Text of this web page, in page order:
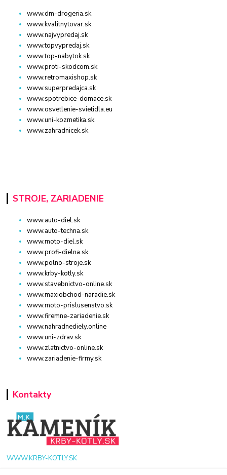
www.dm-drogeria.sk
www.kvalitnytovar.sk
www.najvypredaj.sk
www.topvypredaj.sk
www.top-nabytok.sk
www.proti-skodcom.sk
www.retromaxishop.sk
www.superpredajca.sk
www.spotrebice-domace.sk
www.osvetlenie-svietidla.eu
www.uni-kozmetika.sk
www.zahradnicek.sk
STROJE, ZARIADENIE
www.auto-diel.sk
www.auto-techna.sk
www.moto-diel.sk
www.profi-dielna.sk
www.polno-stroje.sk
www.krby-kotly.sk
www.stavebnictvo-online.sk
www.maxiobchod-naradie.sk
www.moto-prislusenstvo.sk
www.firemne-zariadenie.sk
www.nahradnediely.online
www.uni-zdrav.sk
www.zlatnictvo-online.sk
www.zariadenie-firmy.sk
Kontakty
WWW.KRBY-KOTLY.SK